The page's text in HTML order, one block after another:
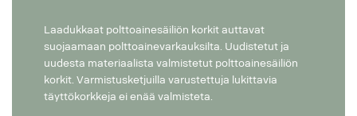
Laadukkaat polttoainesäiliön korkit auttavat
suojaamaan polttoainevarkauksilta. Uudistetut ja
uudesta materiaalista valmistetut polttoainesäiliön
korkit. Varmistusketjuilla varustettuja lukittavia
täyttökorkkeja ei enää valmisteta.